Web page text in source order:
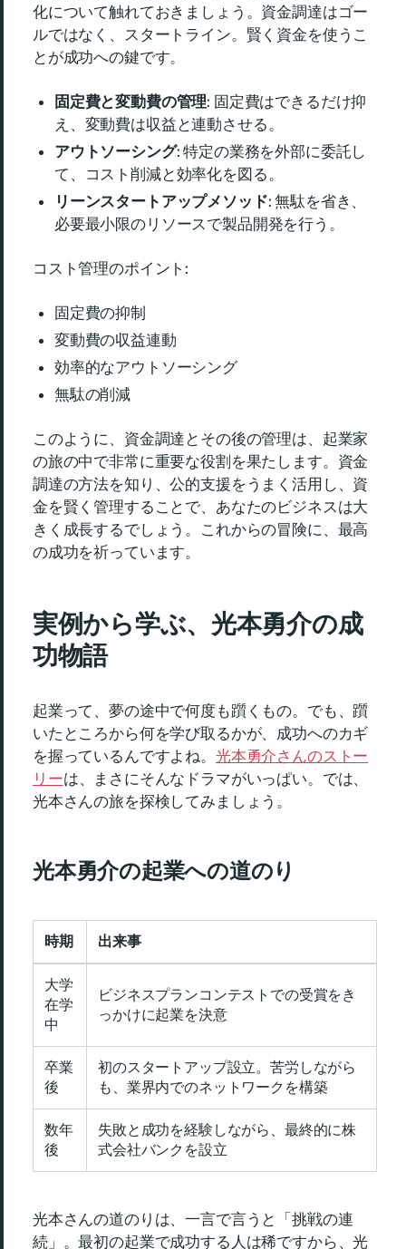
化について触れておきましょう。資金調達はゴー
ルではなく、スタートライン。賢く資金を使うこ
とが成功への鍵です。
固定費と変動費の管理: 固定費はできるだけ抑
え、変動費は収益と連動させる。
アウトソーシング: 特定の業務を外部に委託し
て、コスト削減と効率化を図る。
リーンスタートアップメソッド: 無駄を省き、
必要最小限のリソースで製品開発を行う。
コスト管理のポイント:
固定費の抑制
変動費の収益連動
効率的なアウトソーシング
無駄の削減
このように、資金調達とその後の管理は、起業家
の旅の中で非常に重要な役割を果たします。資金
調達の方法を知り、公的支援をうまく活用し、資
金を賢く管理することで、あなたのビジネスは大
きく成長するでしょう。これからの冒険に、最高
の成功を祈っています。
実例から学ぶ、光本勇介の成
功物語
起業って、夢の途中で何度も躓くもの。でも、躓
いたところから何を学び取るかが、成功へのカギ
を握っているんですよね。 光本勇介さんのストー
リーは、まさにそんなドラマがいっぱい。では、
光本さんの旅を探検してみましょう。
光本勇介の起業への道のり
時期 出来事
大学
在学
中
ビジネスプランコンテストでの受賞をき
っかけに起業を決意
卒業
後
初のスタートアップ設立。苦労しながら
も、業界内でのネットワークを構築
数年
後
失敗と成功を経験しながら、最終的に株
式会社バンクを設立
光本さんの道のりは、一言で言うと「挑戦の連
続」。最初の起業で成功する人は稀ですから、光